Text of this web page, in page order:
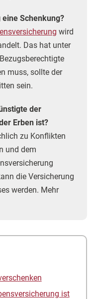
Schenkung?
wird
Das hat unter
muss, sollte der
sein.
der
Erben ist?
zu Konflikten
und dem
die Versicherung
werden. Mehr
ist